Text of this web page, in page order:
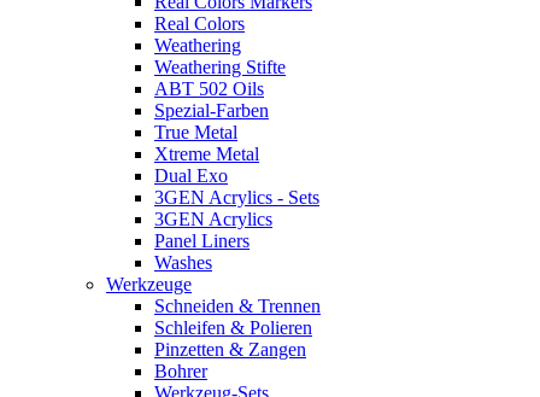
Real Colors
Weathering
Weathering Stifte
ABT 502 Oils
Spezial-Farben
True Metal
Xtreme Metal
Dual Exo
3GEN Acrylics - Sets
3GEN Acrylics
Panel Liners
Washes
Werkzeuge
Schneiden & Trennen
Schleifen & Polieren
Pinzetten & Zangen
Bohrer
Werkzeug-Sets